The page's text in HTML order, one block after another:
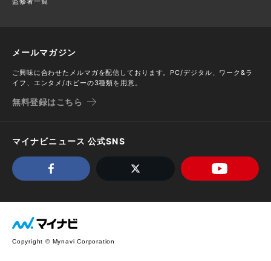
メールマガジン
ご興味に合わせたメルマガを配信しております。PC/デジタル、ワーク&ラ
イフ、エンタメ/ホビーの3種類を用意。
無料登録はこちら
マイナビニュース 公式SNS
Copyright © Mynavi Corporation